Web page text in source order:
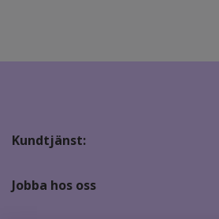
Kundtjänst:
Jobba hos oss